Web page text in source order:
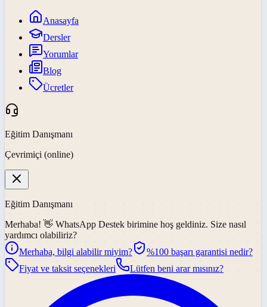
Anasayfa
Dersler
Yorumlar
Blog
Ücretler
Eğitim Danışmanı
Çevrimiçi (online)
Eğitim Danışmanı
Merhaba! 👋 WhatsApp Destek birimine hoş geldiniz. Size nasıl
yardımcı olabiliriz?
Merhaba, bilgi alabilir miyim?
%100 başarı garantisi nedir?
Fiyat ve taksit seçenekleri
Lütfen beni arar mısınız?